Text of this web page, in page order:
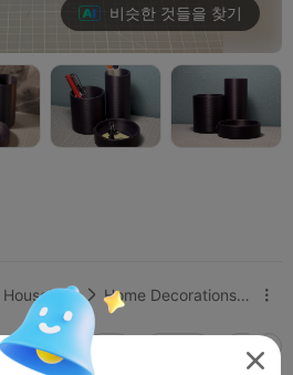
비슷한 것들을 찾기
Household  Home Decorations & Ornaments 
K2 Pro
